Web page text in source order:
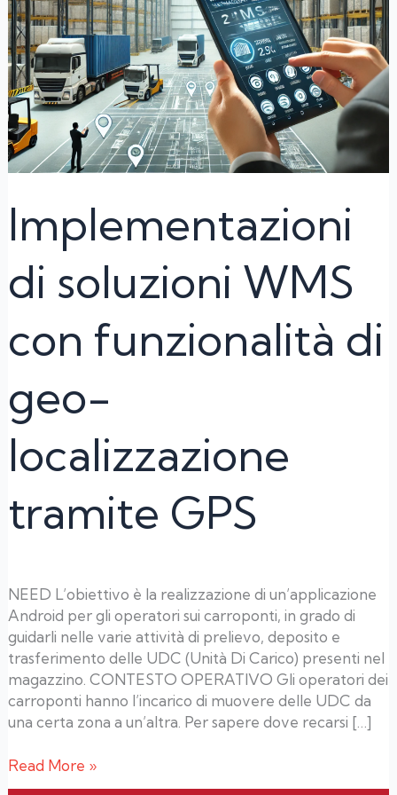
Implementazioni
di soluzioni WMS
con funzionalità di
geo-
localizzazione
tramite GPS
NEED L’obiettivo è la realizzazione di un’applicazione
Android per gli operatori sui carroponti, in grado di
guidarli nelle varie attività di prelievo, deposito e
trasferimento delle UDC (Unità Di Carico) presenti nel
magazzino. CONTESTO OPERATIVO Gli operatori dei
carroponti hanno l’incarico di muovere delle UDC da
una certa zona a un’altra. Per sapere dove recarsi […]
geo-
localizzazione
tramite
GPS
Read More »